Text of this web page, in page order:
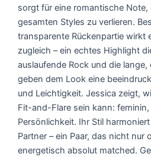
sorgt für eine romantische
gesamten Styles zu verlieren.
transparente Rückenpartie wirkt
zugleich – ein echtes Highlight
auslaufende Rock und die
geben dem Look eine
und Leichtigkeit. Jessica zeigt,
Fit-and-Flare sein kann:
Persönlichkeit. Ihr Stil
Partner – ein Paar, das nicht nur
energetisch absolut matched.